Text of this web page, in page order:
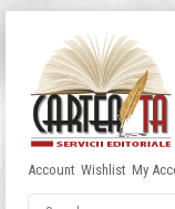
Account Wishlist My